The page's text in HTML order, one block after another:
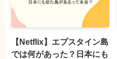
【Netflix】エプスタイン島
では何があった？日本にも